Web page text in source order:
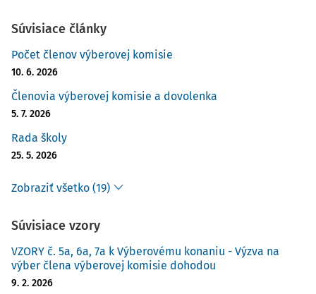
Súvisiace články
Počet členov výberovej komisie
10. 6. 2026
Členovia výberovej komisie a dovolenka
5. 7. 2026
Rada školy
25. 5. 2026
Zobraziť všetko (19)
Súvisiace vzory
VZORY č. 5a, 6a, 7a k Výberovému konaniu - Výzva na
výber člena výberovej komisie dohodou
9. 2. 2026